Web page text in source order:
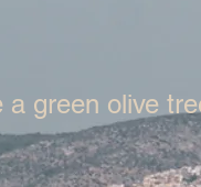
a green olive